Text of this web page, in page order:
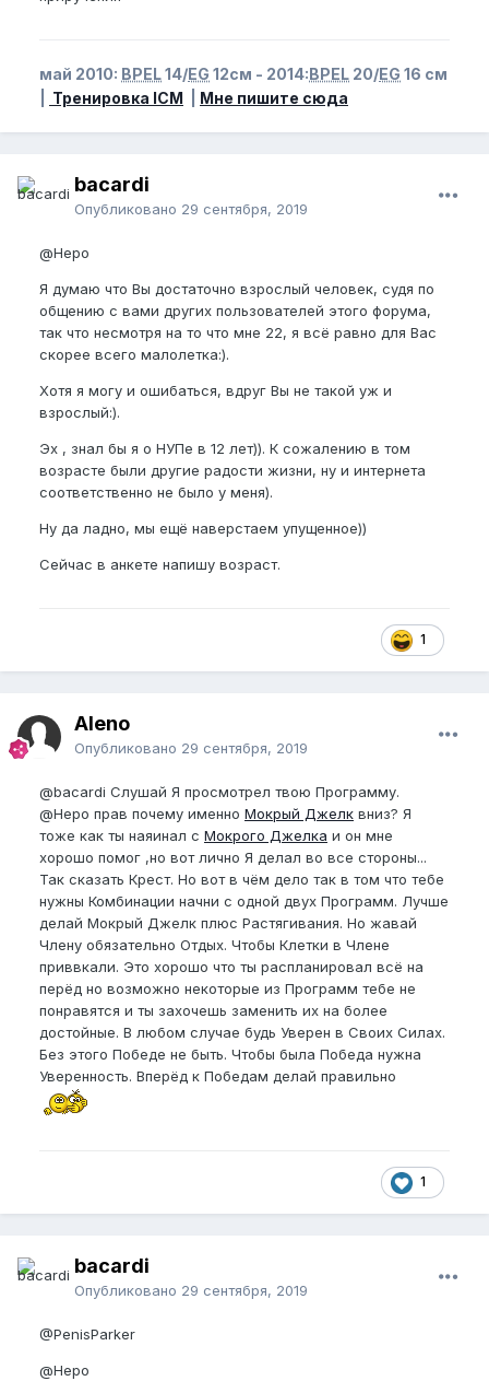
май 2010: BPEL14/EG 12см - 2014:BPEL 20/EG 16 см
Тренировка ICM Мне пишите сюда
bacardi
Опубликовано 29 сентября, 2019
@Неро
Я думаю что Вы достаточно взрослый человек, судя по
общению с вами других пользователей этого форума,
так что несмотря на то что мне 22, я всё равно для Вас
скорее всего малолетка:).
Хотя я могу и ошибаться, вдруг Вы не такой уж и
взрослый:).
Эх , знал бы я о НУПе в 12 лет)). К сожалению в том
возрасте были другие радости жизни, ну и интернета
соответственно не было у меня).
Ну да ладно, мы ещё наверстаем упущенное))
Сейчас в анкете напишу возраст.
1
Aleno
Опубликовано 29 сентября, 2019
@bacardi Слушай Я просмотрел твою Программу.
@Неро прав почему именно Мокрый Джелк вниз? Я
тоже как ты наяинал с Мокрого Джелка и он мне
хорошо помог ,но вот лично Я делал во все стороны...
Так сказать Крест. Но вот в чём дело так в том что тебе
нужны Комбинации начни с одной двух Программ. Лучше
делай Мокрый Джелк плюс Растягивания. Но жавай
Члену обязательно Отдых. Чтобы Клетки в Члене
приввкали. Это хорошо что ты распланировал всё на
перёд но возможно некоторые из Программ тебе не
понравятся и ты захочешь заменить их на более
достойные. В любом случае будь Уверен в Своих Силах.
Без этого Победе не быть. Чтобы была Победа нужна
Уверенность. Вперёд к Победам делай правильно
1
bacardi
Опубликовано 29 сентября, 2019
@PenisParker
@Неро